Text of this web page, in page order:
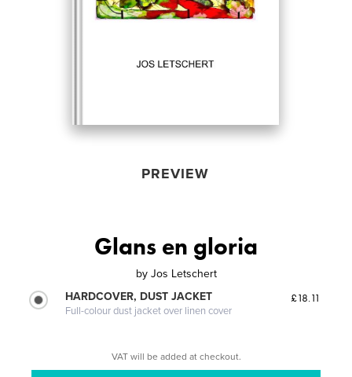
PREVIEW
Glans en gloria
by Jos Letschert
HARDCOVER, DUST JACKET
Full-colour dust jacket over linen cover
£18.11
VAT will be added at checkout.